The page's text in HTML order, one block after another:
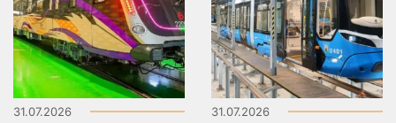
31.07.2026 31.07.2026